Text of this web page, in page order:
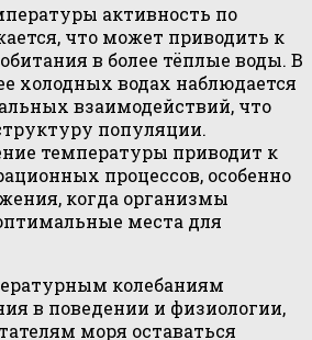
активность по
что может приводить к
в более тёплые воды. В
холодных водах наблюдается
взаимодействий, что
популяции.
температуры приводит к
процессов, особенно
когда организмы
места для
колебаниям
в поведении и физиологии,
моря оставаться